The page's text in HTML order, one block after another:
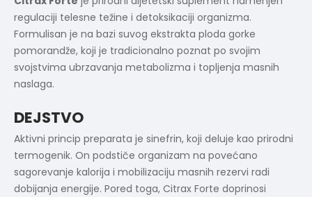
regulaciji telesne težine i detoksikaciji organizma.
Formulisan je na bazi suvog ekstrakta ploda gorke
pomorandže, koji je tradicionalno poznat po svojim
svojstvima ubrzavanja metabolizma i topljenja masnih
naslaga.
DEJSTVO
Aktivni princip preparata je sinefrin, koji deluje kao prirodni
termogenik. On podstiče organizam na povećano
sagorevanje kalorija i mobilizaciju masnih rezervi radi
dobijanja energije. Pored toga, Citrax Forte doprinosi